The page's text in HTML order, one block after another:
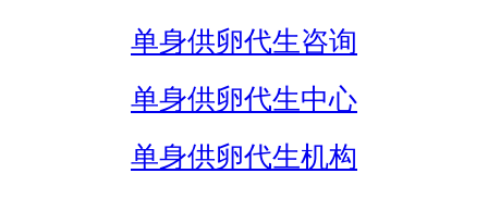
单身供卵代生咨询
单身供卵代生中心
单身供卵代生机构